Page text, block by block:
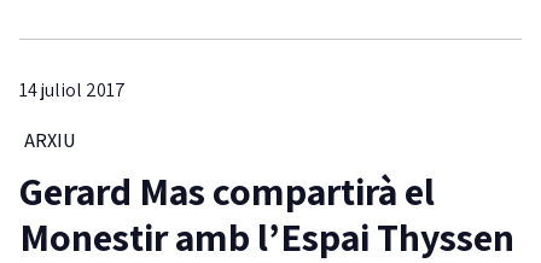
14 juliol 2017
ARXIU
Gerard Mas compartirà el
Monestir amb l’Espai Thyssen